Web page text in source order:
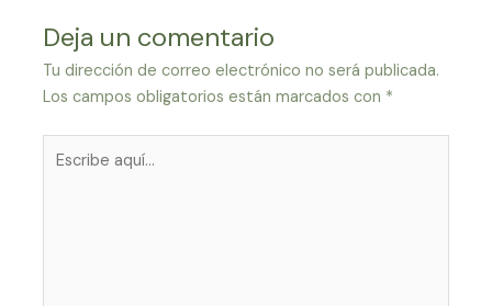
Deja un comentario
Tu dirección de correo electrónico no será publicada.
Los campos obligatorios están marcados con *
aquí...